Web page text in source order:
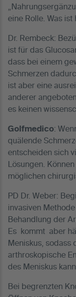
eine Rolle. Was
Dr. Rembeck:
ist für das
dass bei einem
Schmerzen
ist aber eine
anderer
es keinen
Golfmedico:
quälende
entscheiden sich
Lösungen.
möglichen
PD Dr. Weber:
invasiven
Behandlung der
Es kommt aber
Meniskus, sodass
arthroskopische
des Meniskus
Bei begrenzten